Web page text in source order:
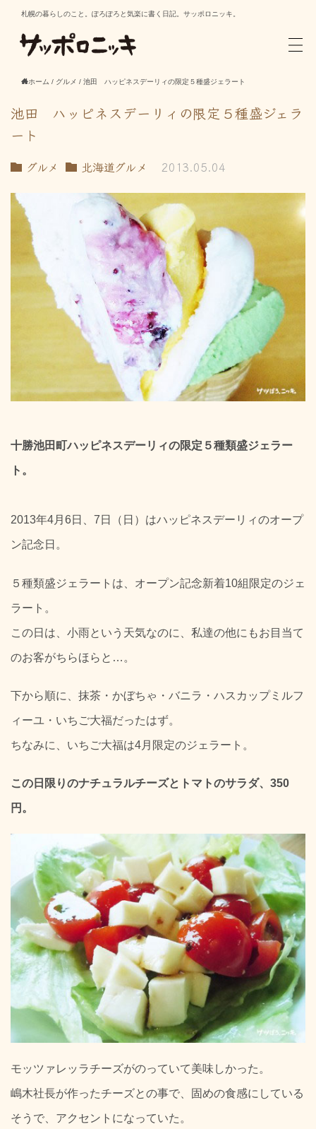
札幌の暮らしのこと。ぽろぽろと気楽に書く日記。サッポロニッキ。
ホーム / グルメ / 池田 ハッピネスデーリィの限定５種盛ジェラート
池田 ハッピネスデーリィの限定５種盛ジェラ
ート
グルメ 北海道グルメ 2013.05.04
十勝池田町ハッピネスデーリィの限定５種類盛ジェラー
ト。
2013年4月6日、7日（日）はハッピネスデーリィのオープ
ン記念日。
５種類盛ジェラートは、オープン記念新着10組限定のジェ
ラート。
この日は、小雨という天気なのに、私達の他にもお目当て
のお客がちらほらと…。
下から順に、抹茶・かぼちゃ・バニラ・ハスカップミルフ
ィーユ・いちご大福だったはず。
ちなみに、いちご大福は4月限定のジェラート。
この日限りのナチュラルチーズとトマトのサラダ、350
円。
モッツァレッラチーズがのっていて美味しかった。
嶋木社長が作ったチーズとの事で、固めの食感にしている
そうで、アクセントになっていた。